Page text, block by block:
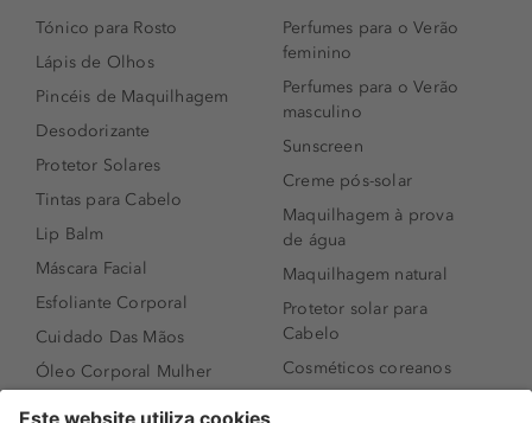
Tónico para Rosto
Lápis de Olhos
Pincéis de Maquilhagem
Desodorizante
Protetor Solares
Tintas para Cabelo
Lip Balm
Máscara Facial
Esfoliante Corporal
Cuidado Das Mãos
Óleo Corporal Mulher
Perfumes para o Verão
feminino
Perfumes para o Verão
masculino
Sunscreen
Creme pós-solar
Maquilhagem à prova
de água
Maquilhagem natural
Protetor solar para
Cabelo
Cosméticos coreanos